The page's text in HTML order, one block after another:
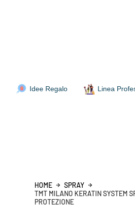
Idee Regalo Linea
HOME
SPRAY
TMT MILANO KERATIN SYSTEM
PROTEZIONE